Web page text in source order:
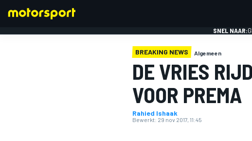
SNEL NAAR:
BREAKING NEWS Algemeen
DE VRIES
VOOR PREMA
Rahied Ishaak
Bewerkt: 29 nov 2017, 11:45